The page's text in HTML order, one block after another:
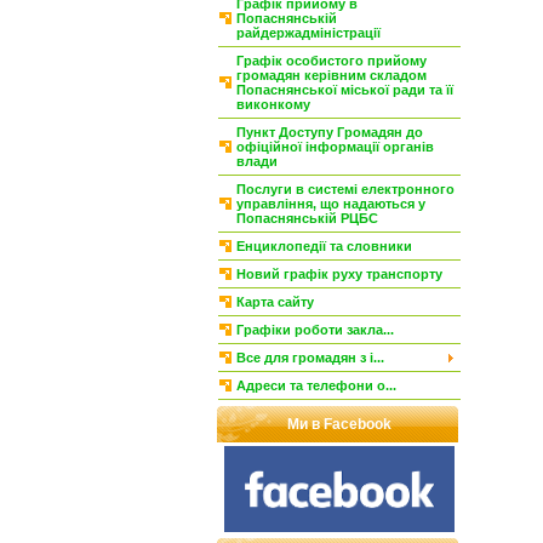
Графік прийому в
Попаснянській
райдержадміністрації
Графік особистого прийому
громадян керівним складом
Попаснянської міської ради та її
виконкому
Пункт Доступу Громадян до
офіційної інформації органів
влади
Послуги в системі електронного
управління, що надаються у
Попаснянській РЦБС
Енциклопедії та словники
Новий графік руху транспорту
Карта сайту
Графіки роботи закла...
Все для громадян з і...
Адреси та телефони о...
Ми в Facebook